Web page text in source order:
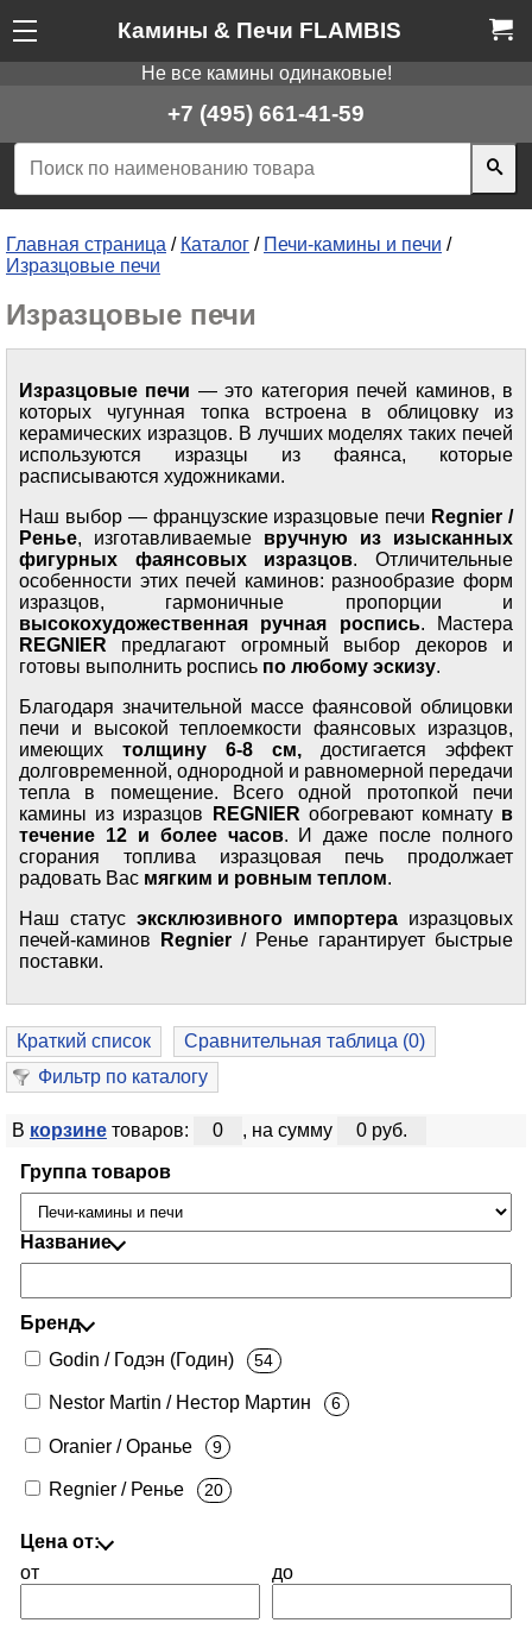
Камины & Печи FLAMBIS
Не все камины одинаковые!
+7 (495) 661-41-59
Главная страница / Каталог / Печи-камины и печи /
Изразцовые печи
Изразцовые печи
Изразцовые печи — это категория печей каминов, в
которых чугунная топка встроена в облицовку из
керамических изразцов. В лучших моделях таких печей
используются изразцы из фаянса, которые
расписываются художниками.
Наш выбор — французские изразцовые печи Regnier /
Ренье, изготавливаемые вручную из изысканных
фигурных фаянсовых изразцов. Отличительные
особенности этих печей каминов: разнообразие форм
изразцов, гармоничные пропорции и
высокохудожественная ручная роспись. Мастера
REGNIER предлагают огромный выбор декоров и
готовы выполнить роспись по любому эскизу.
Благодаря значительной массе фаянсовой облицовки
печи и высокой теплоемкости фаянсовых изразцов,
имеющих толщину 6-8 см, достигается эффект
долговременной, однородной и равномерной передачи
тепла в помещение. Всего одной протопкой печи
камины из изразцов
REGNIER обогревают комнату в
течение 12 и более часов. И даже после полного
сгорания топлива изразцовая печь продолжает
радовать Вас мягким и ровным теплом.
Наш статус эксклюзивного импортера изразцовых
печей-каминов
Regnier / Ренье гарантирует быстрые
поставки.
Краткий список Сравнительная таблица (0)
Фильтр по каталогу
В корзинетоваров: 0 , на сумму 0 руб.
Группа товаров
Название
Бренд
Godin / Годэн (Годин)
54
Nestor Martin / Нестор Мартин 6
Oranier / Оранье 9
Regnier / Ренье 20
Цена от:
от
до